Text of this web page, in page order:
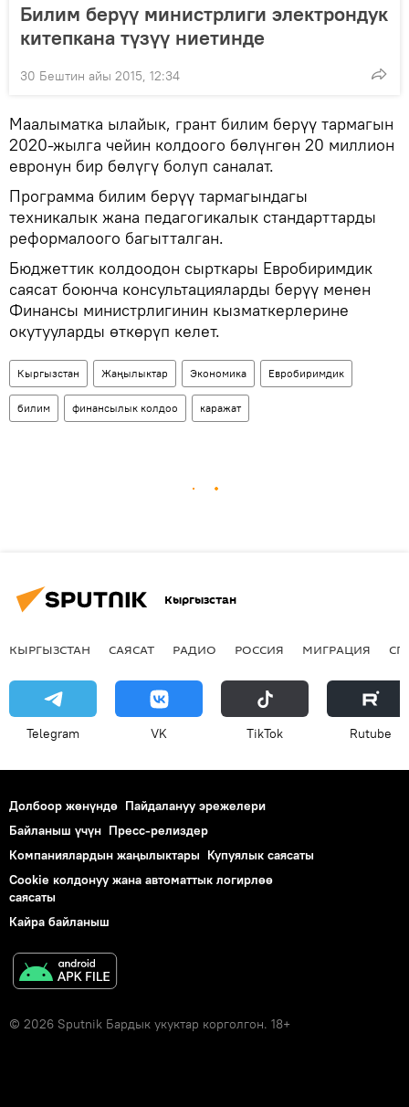
Билим берүү министрлиги электрондук
китепкана түзүү ниетинде
30 Бештин айы 2015, 12:34
Маалыматка ылайык, грант билим берүү тармагын
2020-жылга чейин колдоого бөлүнгөн 20 миллион
евронун бир бөлүгү болуп саналат.
Программа билим берүү тармагындагы
техникалык жана педагогикалык стандарттарды
реформалоого багытталган.
Бюджеттик колдоодон сырткары Евробиримдик
саясат боюнча консультацияларды берүү менен
Финансы министрлигинин кызматкерлерине
окутууларды өткөрүп келет.
Кыргызстан Жаңылыктар Экономика Евробиримдик
билим финансылык колдоо каражат
Кыргызстан
КЫРГЫЗСТАН САЯСАТ РАДИО РОССИЯ МИГРАЦИЯ
Telegram VK ТikТоk Rutube
Долбоор жөнүндө Пайдалануу эрежелери
Байланыш үчүн Пресс-релиздер
Компаниялардын жаңылыктары Купуялык саясаты
Cookie колдонуу жана автоматтык логирлөө
саясаты
Кайра байланыш
© 2026 Sputnik Бардык укуктар корголгон. 18+